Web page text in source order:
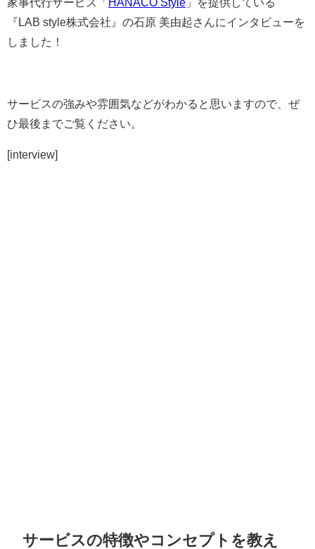
家事代行サービス「 HANACO Style 」を提供している
『LAB style株式会社』の石原 美由起さんにインタビューを
しました！
サービスの強みや雰囲気などがわかると思いますので、ぜ
ひ最後までご覧ください。
[interview]
サービスの特徴やコンセプトを教え